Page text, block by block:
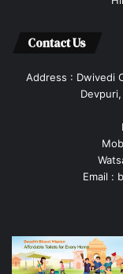
Contact Us
Address : Dwivedi
Email :